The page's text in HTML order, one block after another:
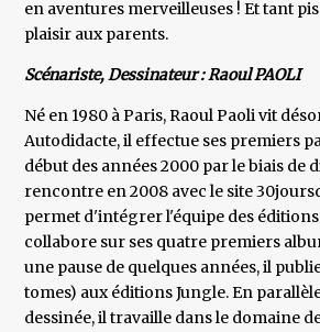
en aventures merveilleuses ! Et tant
plaisir aux parents.
Scénariste, Dessinateur : Raoul PAOLI
Né en 1980 à Paris, Raoul Paoli vit
Autodidacte, il effectue ses premiers
début des années 2000 par le biais de
rencontre en 2008 avec le site
permet d'intégrer l'équipe des
collabore sur ses quatre premiers
une pause de quelques années, il
tomes) aux éditions Jungle. En
dessinée, il travaille dans le domaine